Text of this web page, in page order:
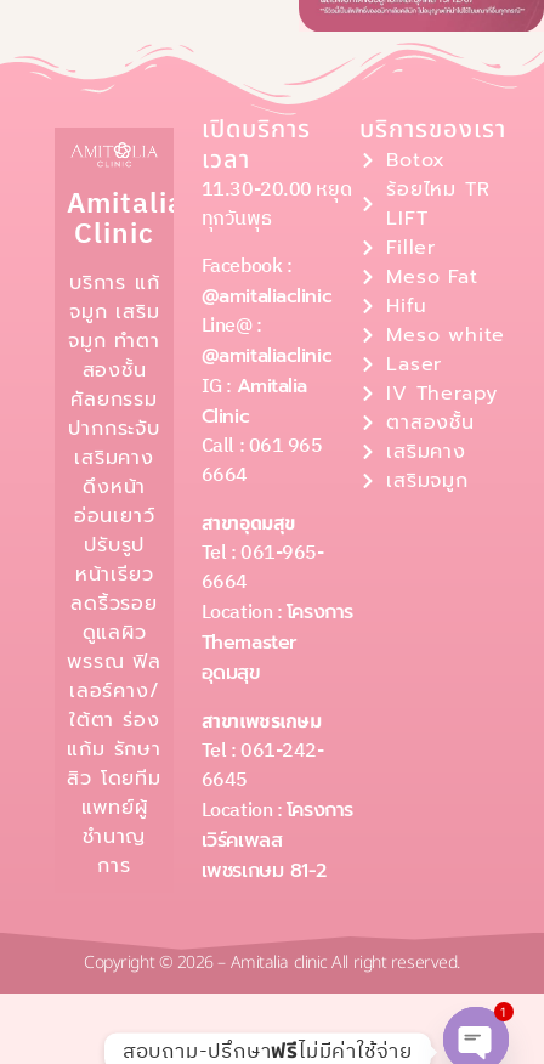
Amitalia
Clinic
บริการ แก้
จมูก เสริม
จมูก ทำตา
สองชั้น
ศัลยกรรม
ปากกระจับ
เสริมคาง
ดึงหน้า
อ่อนเยาว์
ปรับรูป
หน้าเรียว
ลดริ้วรอย
ดูแลผิว
พรรณ ฟิล
เลอร์คาง/
ใต้ตา ร่อง
แก้ม รักษา
สิว โดยทีม
แพทย์ผู้
ชำนาญ
การ
เปิดบริการ
เวลา
11.30-20.00 หยุด
ทุกวันพุธ
Facebook :
@amitaliaclinic
Line@ :
@amitaliaclinic
IG : Amitalia
Clinic
Call : 061 965
6664
สาขาอุดมสุข
Tel : 061-965-
6664
Location :โครงการ
Themaster
อุดมสุข
สาขาเพชรเกษม
Tel : 061-242-
6645
Location :โครงการ
เวิร์คเพลส
เพชรเกษม 81-2
บริการของเรา
Botox
ร้อยไหม TR
LIFT
Filler
Meso Fat
Hifu
Meso white
Laser
IV Therapy
ตาสองชั้น
เสริมคาง
เสริมจมูก
Copyright © 2026 – Amitalia clinic All right reserved.
สอบถาม-ปรึกษาฟรีไม่มีค่าใช้จ่าย
1